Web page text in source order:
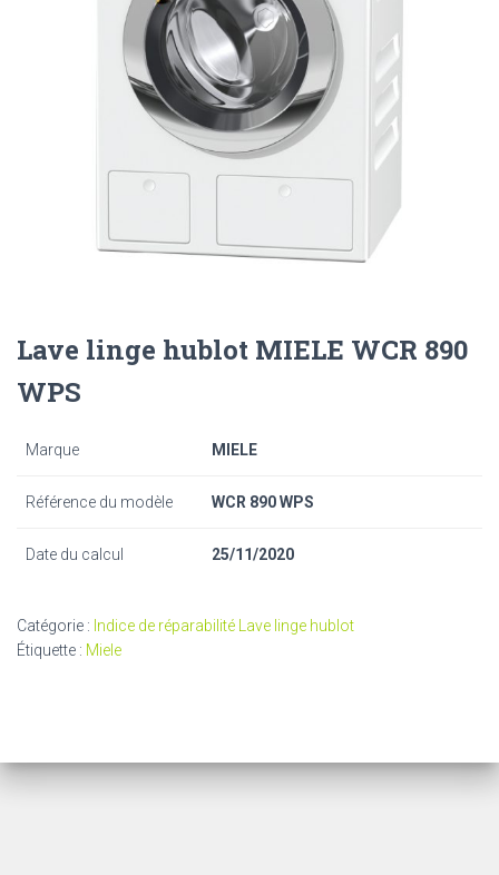
Lave linge hublot MIELE WCR 890
WPS
Marque MIELE
Référence du modèle WCR 890 WPS
Date du calcul 25/11/2020
Catégorie : Indice de réparabilité Lave linge hublot
Étiquette : Miele